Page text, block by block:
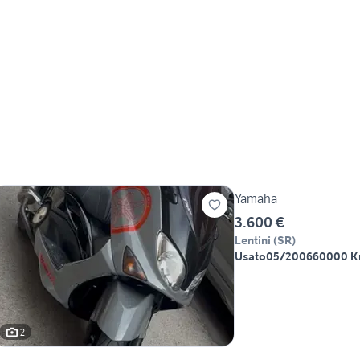
2
Yamaha
3.600 €
Lentini (SR)
Usato05/200660000